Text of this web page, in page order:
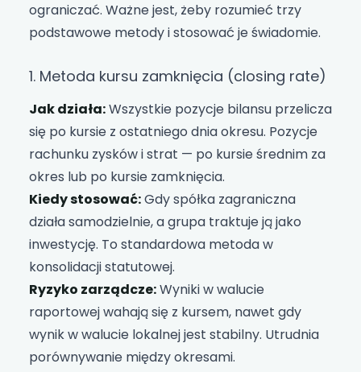
ograniczać. Ważne jest, żeby rozumieć trzy
podstawowe metody i stosować je świadomie.
1. Metoda kursu zamknięcia (closing rate)
Jak działa:Wszystkie pozycje bilansu przelicza
się po kursie z ostatniego dnia okresu. Pozycje
rachunku zysków i strat — po kursie średnim za
okres lub po kursie zamknięcia.
Kiedy stosować:Gdy spółka zagraniczna
działa samodzielnie, a grupa traktuje ją jako
inwestycję. To standardowa metoda w
konsolidacji statutowej.
Ryzyko zarządcze:Wyniki w walucie
raportowej wahają się z kursem, nawet gdy
wynik w walucie lokalnej jest stabilny. Utrudnia
porównywanie między okresami.